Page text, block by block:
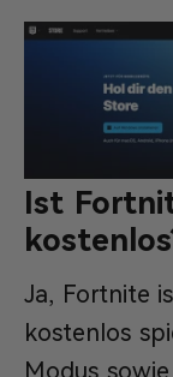
Ist
Ja, Fortnite
kostenlos
Modus